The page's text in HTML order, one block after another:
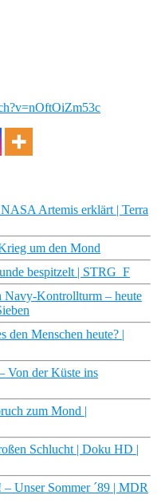
Artemis erklärt | Terra
um den Mond
bespitzelt | STRG_F
Kontrollturm – heute
den Menschen heute? |
Von der Küste ins
zum Mond |
Schlucht | Doku HD |
Unser Sommer ´89 | MDR